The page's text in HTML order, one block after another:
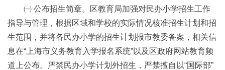
㈠ 公布招生简章。区教育局加强对民办小学招生工作
指导与管理，根据区域和学校的实际情况核准招生计划和招
生范围，并将各民办小学的招生计划报市教委备案，相关信
息在“上海市义务教育入学报名系统”以及区政府网站教育频
道上公布。严禁民办小学计划外招生，严禁擅自以“国际部”